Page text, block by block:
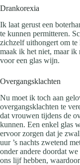
Drankorexia
Ik laat gerust een
te kunnen permitteren.
zichzelf uithongert om
maak ik het niet, maar ik
voor een glas wijn.
Overgangsklachten
Nu moet ik toch aan
overgangsklachten te
dat vrouwen tijdens de
kunnen. Een enkel glas
ervoor zorgen dat je
uur ’s nachts zwetend
onder andere doordat
ons lijf hebben,